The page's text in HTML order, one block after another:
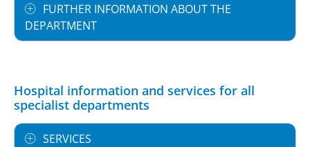
FURTHER INFORMATION ABOUT THE
DEPARTMENT
Hospital information and services for all
specialist departments
SERVICES